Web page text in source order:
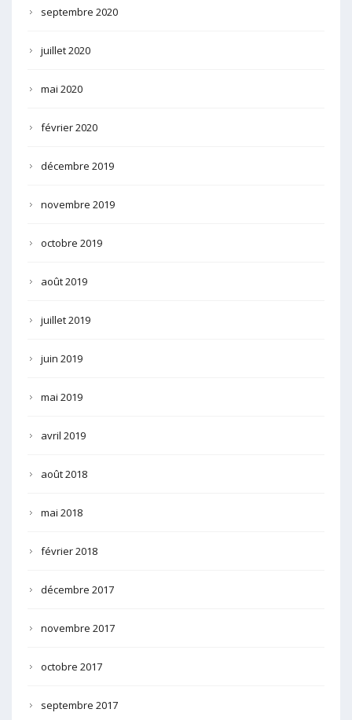
septembre 2020
juillet 2020
mai 2020
février 2020
décembre 2019
novembre 2019
octobre 2019
août 2019
juillet 2019
juin 2019
mai 2019
avril 2019
août 2018
mai 2018
février 2018
décembre 2017
novembre 2017
octobre 2017
septembre 2017